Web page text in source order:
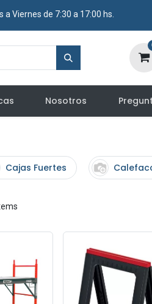
Viernes de 7:30 a 17:00 hs.
Nosotros
Cajas Fuertes